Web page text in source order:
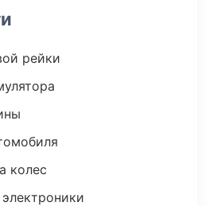
рейки
колес